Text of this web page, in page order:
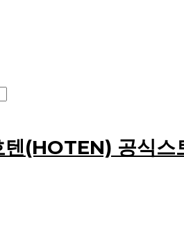
텐(HOTEN) 공식스